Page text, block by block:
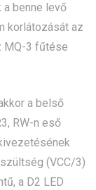
benne levő
korlátozását az
MQ-3 fűtése
a belső
RW-n eső
(VCC/3)
a D2 LED